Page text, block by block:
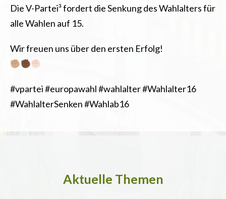
Die V-Partei³ fordert die Senkung des Wahlalters für
alle Wahlen auf 15.
Wir freuen uns über den ersten Erfolg!
#vpartei #europawahl #wahlalter #Wahlalter16
#WahlalterSenken #Wahlab16
Aktuelle Themen